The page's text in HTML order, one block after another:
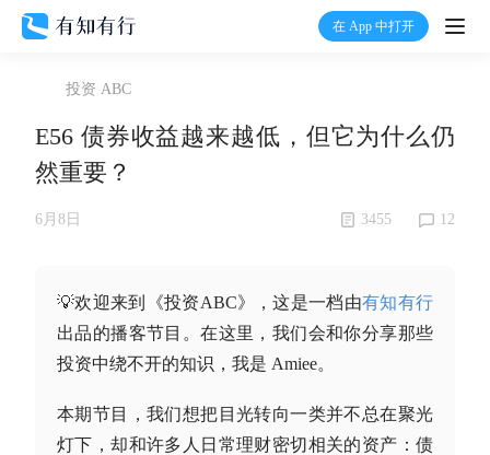
在 App 中打开
打
温度计
加入我们
投资 ABC
E56 债券收益越来越低，但它为什么仍
然重要？
6月8日 3455 12
💡欢迎来到《投资ABC》，这是一档由有知有行
出品的播客节目。在这里，我们会和你分享那些
投资中绕不开的知识，我是 Amiee。
本期节目，我们想把目光转向一类并不总在聚光
灯下，却和许多人日常理财密切相关的资产：债